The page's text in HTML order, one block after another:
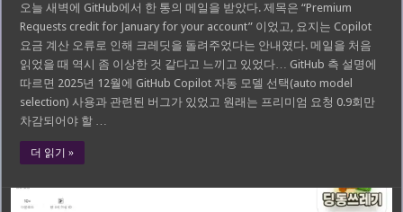
오늘 새벽에 GitHub에서 한 통의 메일을 받았다. 제목은 “Premium
Requests credit for January for your account” 이었고, 요지는 Copilot
요금 계산 오류로 인해 크레딧을 돌려주었다는 안내였다. 메일을 처음
읽었을 때 역시 좀 이상한 것 같다고 느끼고 있었다… GitHub 측 설명에
따르면 2025년 12월에 GitHub Copilot 자동 모델 선택(auto model
selection) 사용과 관련된 버그가 있었고 원래는 프리미엄 요청 0.9회만
차감되어야 할 …
더 읽기 »